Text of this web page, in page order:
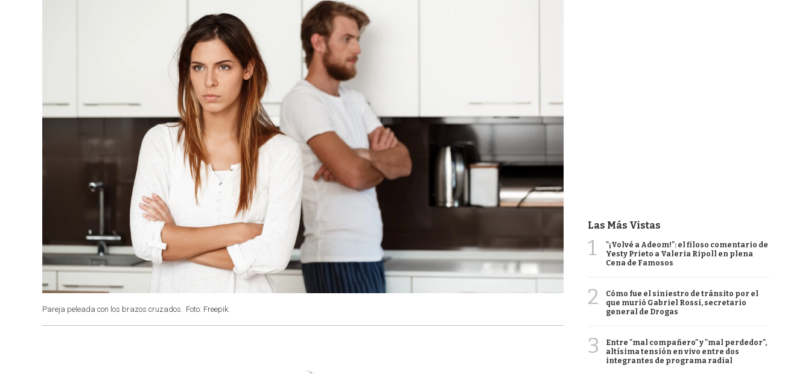
Pareja peleada con los brazos cruzados. Foto: Freepik.
Las Más Vistas
1
"¡Volvé a Adeom!": el filoso comentario de
Yesty Prieto a Valeria Ripoll en plena
Cena de Famosos
2
Cómo fue el siniestro de tránsito por el
que murió Gabriel Rossi, secretario
general de Drogas
3
Entre "mal compañero" y "mal perdedor",
altísima tensión en vivo entre dos
integrantes de programa radial